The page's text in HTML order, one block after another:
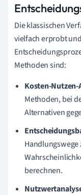
Die klassischen
vielfach erprobt
Methoden sind:
Kosten-Nutzen-
Methoden, bei
Alternativen
berechnen.